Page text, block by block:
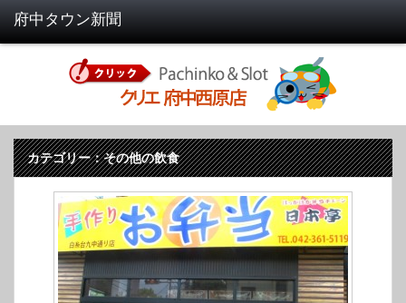
カテゴリー：その他の飲食